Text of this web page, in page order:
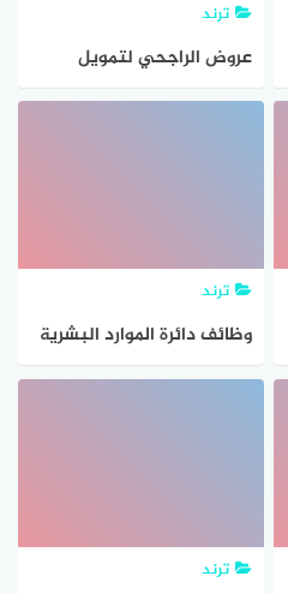
ترند
عروض الراجحي لتمويل
السيارات الميسرة للمواطنين
ترند
وظائف دائرة الموارد البشرية
بدبي للمواطنين والوافدين
ترند